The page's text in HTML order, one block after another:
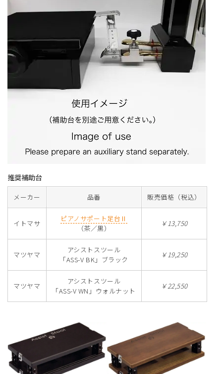
推奨補助台
メーカー 品番 販売価格（税込）
イトマサ
ピアノサポート足台Ⅱ
（茶／黒）
￥13,750
マツヤマ
アシストスツール
「ASS-V BK」ブラック
￥19,250
マツヤマ
アシストスツール
「ASS-V WN」ウォルナット
￥22,550